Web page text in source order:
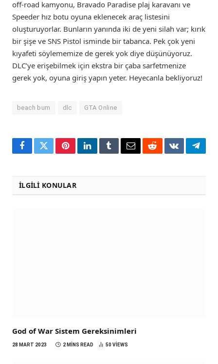
off-road kamyonu, Bravado Paradise plaj karavanı ve
Speeder hız botu oyuna eklenecek araç listesini
oluşturuyorlar. Bunların yanında iki de yeni silah var; kırık
bir şişe ve SNS Pistol isminde bir tabanca. Pek çok yeni
kıyafeti söylememize de gerek yok diye düşünüyoruz.
DLC’ye erişebilmek için ekstra bir çaba sarfetmenize
gerek yok, oyuna giriş yapın yeter. Heyecanla bekliyoruz!
beach bum dlc GTA Online
FacebookTwitterPinterestLinkedInTumblrEmailRedditVKontakte
İLGILI KONULAR
God of War Sistem Gereksinimleri
28 MART 2023 2 MINS READ 50 VIEWS